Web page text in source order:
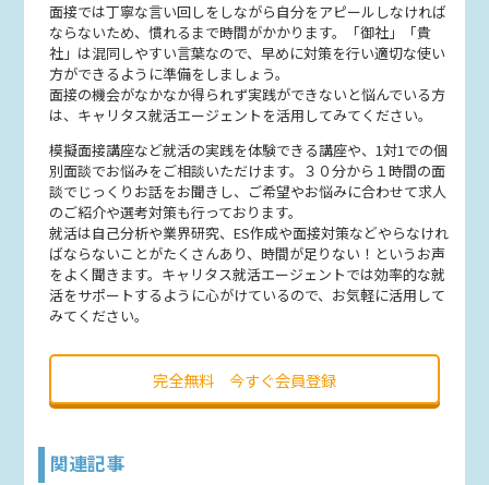
面接では丁寧な言い回しをしながら自分をアピールしなければ
ならないため、慣れるまで時間がかかります。「御社」「貴
社」は混同しやすい言葉なので、早めに対策を行い適切な使い
方ができるように準備をしましょう。
面接の機会がなかなか得られず実践ができないと悩んでいる方
は、キャリタス就活エージェントを活用してみてください。
模擬面接講座など就活の実践を体験できる講座や、1対1での個
別面談でお悩みをご相談いただけます。３０分から１時間の面
談でじっくりお話をお聞きし、ご希望やお悩みに合わせて求人
のご紹介や選考対策も行っております。
就活は自己分析や業界研究、ES作成や面接対策などやらなけれ
ばならないことがたくさんあり、時間が足りない！というお声
をよく聞きます。キャリタス就活エージェントでは効率的な就
活をサポートするように心がけているので、お気軽に活用して
みてください。
完全無料 今すぐ会員登録
関連記事